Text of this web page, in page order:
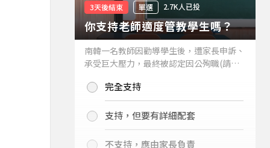
3天後結束 單選 2.7K人已投
你支持老師適度管教學生嗎？
南韓一名教師因勸導學生後，遭家長申訴、
承受巨大壓力，最終被認定因公殉職(請見
你支持老師適度管教學生嗎？
完全支持
支持，但要有詳細配套
不支持，應由家長負責